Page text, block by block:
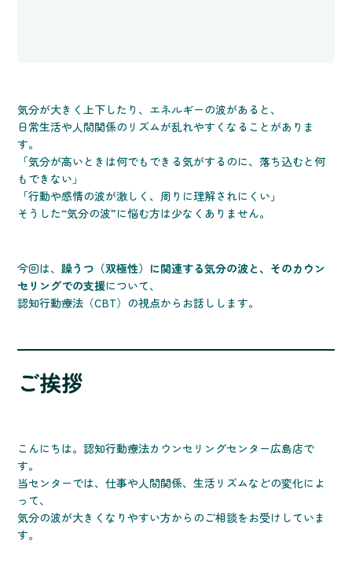
気分が大きく上下したり、エネルギーの波があると、
日常生活や人間関係のリズムが乱れやすくなることがありま
す。
「気分が高いときは何でもできる気がするのに、落ち込むと何
もできない」
「行動や感情の波が激しく、周りに理解されにくい」
そうした“気分の波”に悩む方は少なくありません。
今回は、躁うつ（双極性）に関連する気分の波と、そのカウン
セリングでの支援について、
認知行動療法（CBT）の視点からお話しします。
ご挨拶
こんにちは。認知行動療法カウンセリングセンター広島店で
す。
当センターでは、仕事や人間関係、生活リズムなどの変化によ
って、
気分の波が大きくなりやすい方からのご相談をお受けしていま
す。